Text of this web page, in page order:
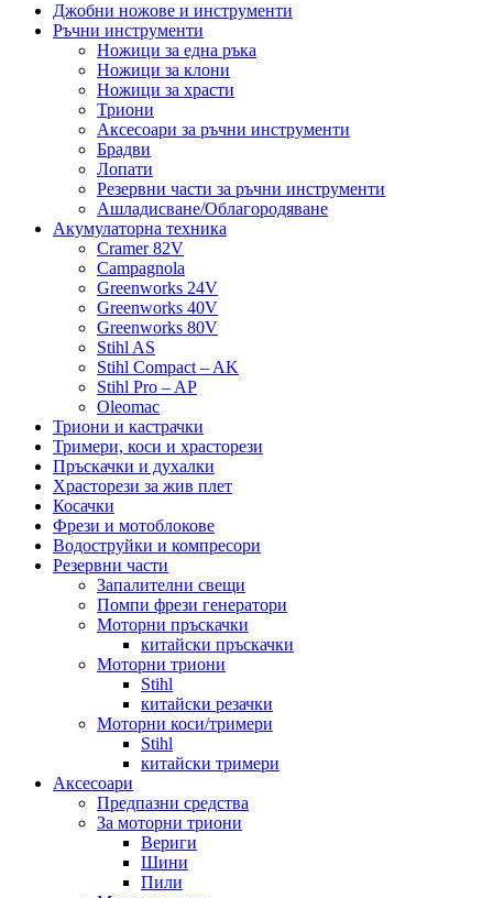
Джобни ножове и инструменти
Ръчни инструменти
Ножици за една ръка
Ножици за клони
Ножици за храсти
Триони
Аксесоари за ръчни инструменти
Брадви
Лопати
Резервни части за ръчни инструменти
Ашладисване/Облагородяване
Акумулаторна техника
Cramer 82V
Campagnola
Greenworks 24V
Greenworks 40V
Greenworks 80V
Stihl AS
Stihl Compact – AK
Stihl Pro – AP
Oleomac
Триони и кастрачки
Тримери, коси и храсторези
Пръскачки и духалки
Храсторези за жив плет
Косачки
Фрези и мотоблокове
Водоструйки и компресори
Резервни части
Запалителни свещи
Помпи фрези генератори
Моторни пръскачки
китайски пръскачки
Моторни триони
Stihl
китайски резачки
Моторни коси/тримери
Stihl
китайски тримери
Аксесоари
Предпазни средства
За моторни триони
Вериги
Шини
Пили